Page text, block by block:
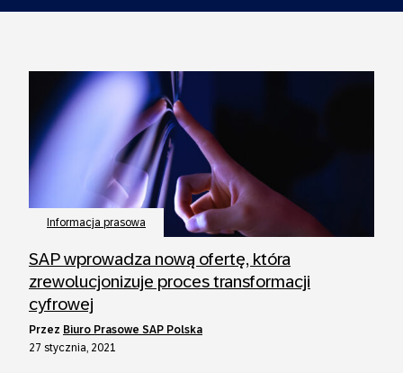
Informacja prasowa
SAP wprowadza nową ofertę, która
zrewolucjonizuje proces transformacji
cyfrowej
przez Biuro Prasowe SAP Polska
27 stycznia, 2021